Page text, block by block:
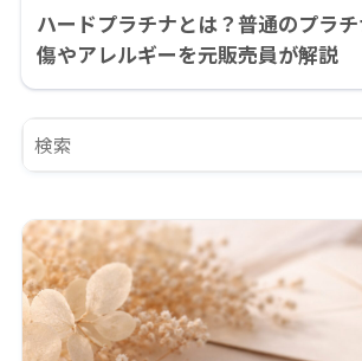
ハードプラチナとは？普通のプラチ
傷やアレルギーを元販売員が解説